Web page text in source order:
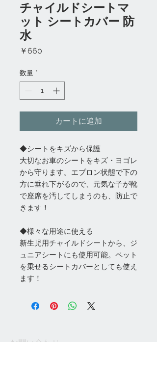
チャイルドシートマ
ット シートカバー 防
水
￥660
数量 *
カートに追加
◆シートをキズから保護
大切なお車のシートをキズ・ヨゴレ
から守ります。エプロン状態で下の
方に垂れ下がるので、元気な子が靴
で座席を汚してしまうのも、防止で
きます！
◆様々な用途に使える
新生児用チャイルドシートから、ジ
ュニアシートにも使用可能。ペット
を乗せるシートカバーとしても使え
ます！
お問い合わせ